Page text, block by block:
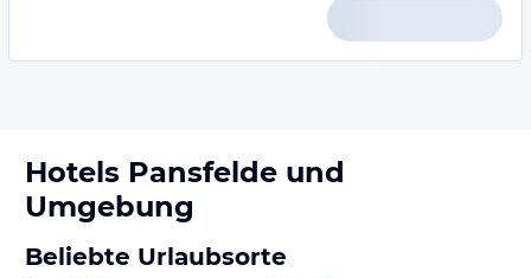
Hotels Pansfelde und
Umgebung
Beliebte Urlaubsorte